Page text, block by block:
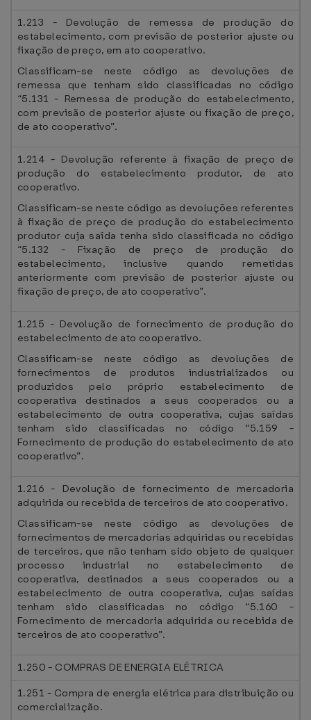
1.213 - Devolução de remessa de produção do
estabelecimento, com previsão de posterior ajuste ou
fixação de preço, em ato cooperativo.
Classificam-se neste código as devoluções de
remessa que tenham sido classificadas no código
“5.131 - Remessa de produção do estabelecimento,
com previsão de posterior ajuste ou fixação de preço,
de ato cooperativo”.
1.214 - Devolução referente à fixação de preço de
produção do estabelecimento produtor, de ato
cooperativo.
Classificam-se neste código as devoluções referentes
à fixação de preço de produção do estabelecimento
produtor cuja saída tenha sido classificada no código
“5.132 - Fixação de preço de produção do
estabelecimento, inclusive quando remetidas
anteriormente com previsão de posterior ajuste ou
fixação de preço, de ato cooperativo”.
1.215 - Devolução de fornecimento de produção do
estabelecimento de ato cooperativo.
Classificam-se neste código as devoluções de
fornecimentos de produtos industrializados ou
produzidos pelo próprio estabelecimento de
cooperativa destinados a seus cooperados ou a
estabelecimento de outra cooperativa, cujas saídas
tenham sido classificadas no código “5.159 -
Fornecimento de produção do estabelecimento de ato
cooperativo”.
1.216 - Devolução de fornecimento de mercadoria
adquirida ou recebida de terceiros de ato cooperativo.
Classificam-se neste código as devoluções de
fornecimentos de mercadorias adquiridas ou recebidas
de terceiros, que não tenham sido objeto de qualquer
processo industrial no estabelecimento de
cooperativa, destinados a seus cooperados ou a
estabelecimento de outra cooperativa, cujas saídas
tenham sido classificadas no código “5.160 -
Fornecimento de mercadoria adquirida ou recebida de
terceiros de ato cooperativo”.
1.250 - COMPRAS DE ENERGIA ELÉTRICA
1.251 - Compra de energia elétrica para distribuição ou
comercialização.